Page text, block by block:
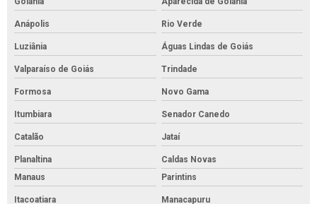
Anápolis Rio Verde
Luziânia Águas Lindas de Goiás
Valparaíso de Goiás Trindade
Formosa Novo Gama
Itumbiara Senador Canedo
Catalão Jataí
Planaltina
Caldas Novas
Manaus
Parintins
Itacoatiara Manacapuru